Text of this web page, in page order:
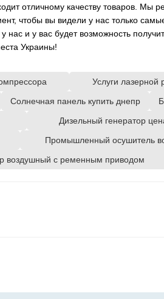
отличному качеству товаров. Мы
чтобы вы видели у нас только
и у вас будет возможность
Украины!
Услуги лазерной
Солнечная панель купить днепр
Дизельный генератор
Промышленный осушитель
воздушный с ременным приводом